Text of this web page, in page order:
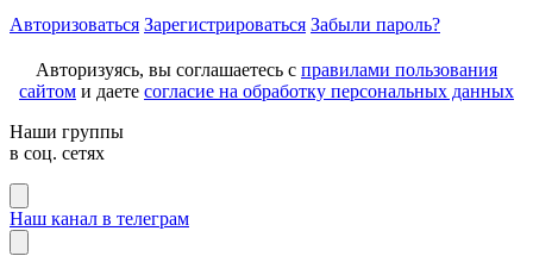
Авторизоваться Зарегистрироваться Забыли пароль?
Авторизуясь, вы соглашаетесь с правилами пользования
сайтом и даете согласие на обработку персональных данных
Наши группы
в соц. сетях
Наш канал в телеграм